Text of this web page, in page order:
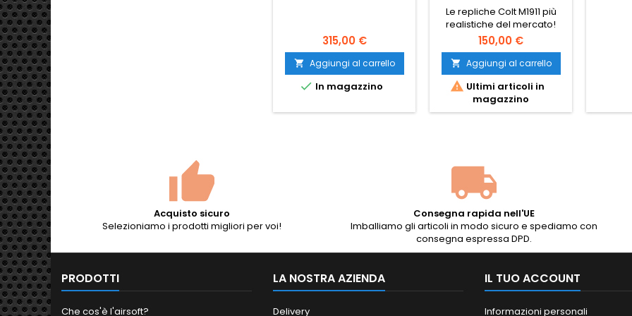
315,00 €
 Aggiungi al carrello
 In magazzino
Le repliche Colt M1911 più
realistiche del mercato!
Cybergun 180531.
150,00 €
 Aggiungi al carrello
 Ultimi articoli in
magazzino
Acquisto sicuro
Selezioniamo i prodotti migliori per voi!
Consegna rapida nell'UE
Imballiamo gli articoli in modo sicuro e spediamo con
consegna espressa DPD.
PRODOTTI
Che cos'è l'airsoft?
LA NOSTRA AZIENDA
Delivery
IL TUO ACCOUNT
Informazioni personali